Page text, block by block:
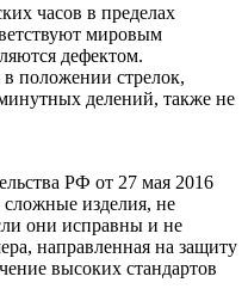
часов в пределах
мировым
дефектом.
положении стрелок,
делений, также не
РФ от 27 мая 2016
изделия, не
они исправны и не
направленная на защиту
высоких стандартов